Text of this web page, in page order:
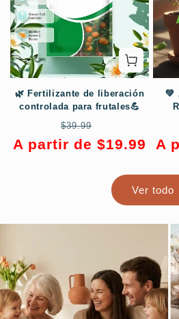
🌿 Fertilizante de liberación
controlada para frutales💪
Precio
habitual
$39.99
de
A partir de $19.99
💚
A
Ver todo